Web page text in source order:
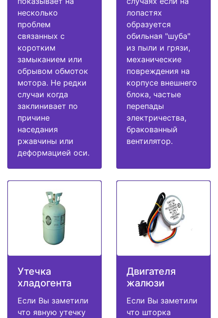
несколько
проблем
связанных с
коротким
замыканием или
обрывом обмоток
мотора. Не редки
случаи когда
заклинивает по
причине
наседания
ржавчины или
деформацией оси.
лопастях
образуется
обильная "шуба"
из пыли и грязи,
механические
повреждения на
корпусе внешнего
блока, частые
перепады
электричества,
бракованный
вентилятор.
Утечка
хладогента
Если Вы заметили
что явную утечку
Двигателя
жалюзи
Если Вы заметили
что шторка